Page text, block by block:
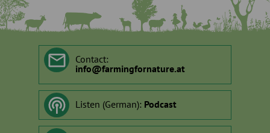
Contact:
info@farmingfornature.at
Listen (German): Podcast